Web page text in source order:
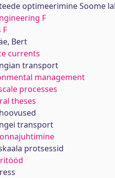
optimeerimine Soome
F
F
Bert
currents
transport
management
processes
theses
transport
protsessid